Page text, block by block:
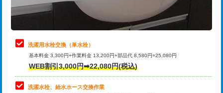
給水管工事※（ライニング鋼管・銅
管・ポリ管・HT管使用/3ｍまで)
44,000円
給水管工事※（ライニング鋼管・銅
管・ポリ管・HT管使用/3ｍ超え)
排水管工事（土の掘削・埋め戻し作
業）
理・調整・分解・加工など（軽作業）
止水・漏水調査・防水処理・清掃・修
理・調整・分解・加工など（中作業）
22,000円
止水・漏水調査・防水処理・清掃・修
理・調整・分解・加工など（重作業）
33,000円
キッチンタンク脱着
洗濯用水栓交換（単水栓）
基本料金 3,300円+作業料金 13,200円+部品代 8,580円=25,080円
WEB割引3,000円➡22,080円(税込)
洗濯水栓、給水ホース交換作業